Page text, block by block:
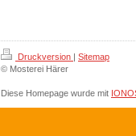
Druckversion | Sitemap
© Mosterei Härer
Diese Homepage wurde mit